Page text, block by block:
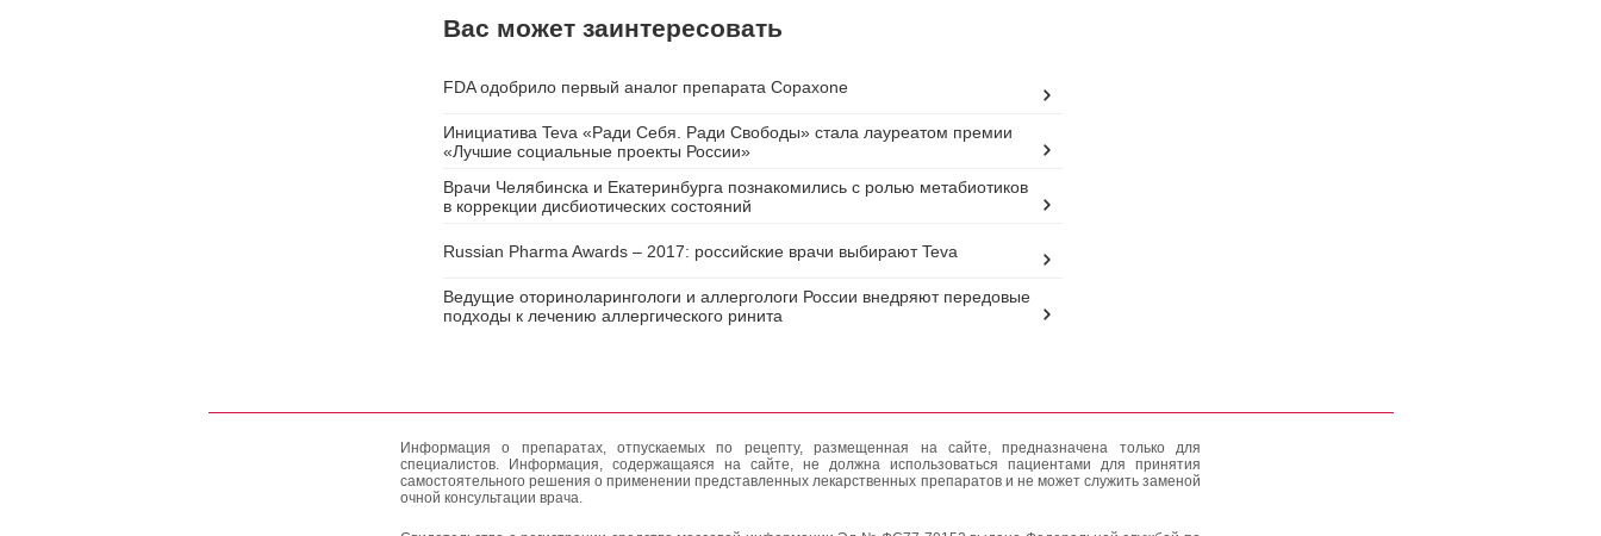
Вас может заинтересовать
FDA одобрило первый аналог препарата Copaxone
Инициатива Teva «Ради Себя. Ради Свободы» стала лауреатом премии
«Лучшие социальные проекты России»
Врачи Челябинска и Екатеринбурга познакомились с ролью метабиотиков
в коррекции дисбиотических состояний
Russian Pharma Awards – 2017: российские врачи выбирают Teva
Ведущие оториноларингологи и аллергологи России внедряют передовые
подходы к лечению аллергического ринита
Информация о препаратах, отпускаемых по рецепту, размещенная на сайте, предназначена только для
специалистов. Информация, содержащаяся на сайте, не должна использоваться пациентами для принятия
самостоятельного решения о применении представленных лекарственных препаратов и не может служить заменой
очной консультации врача.